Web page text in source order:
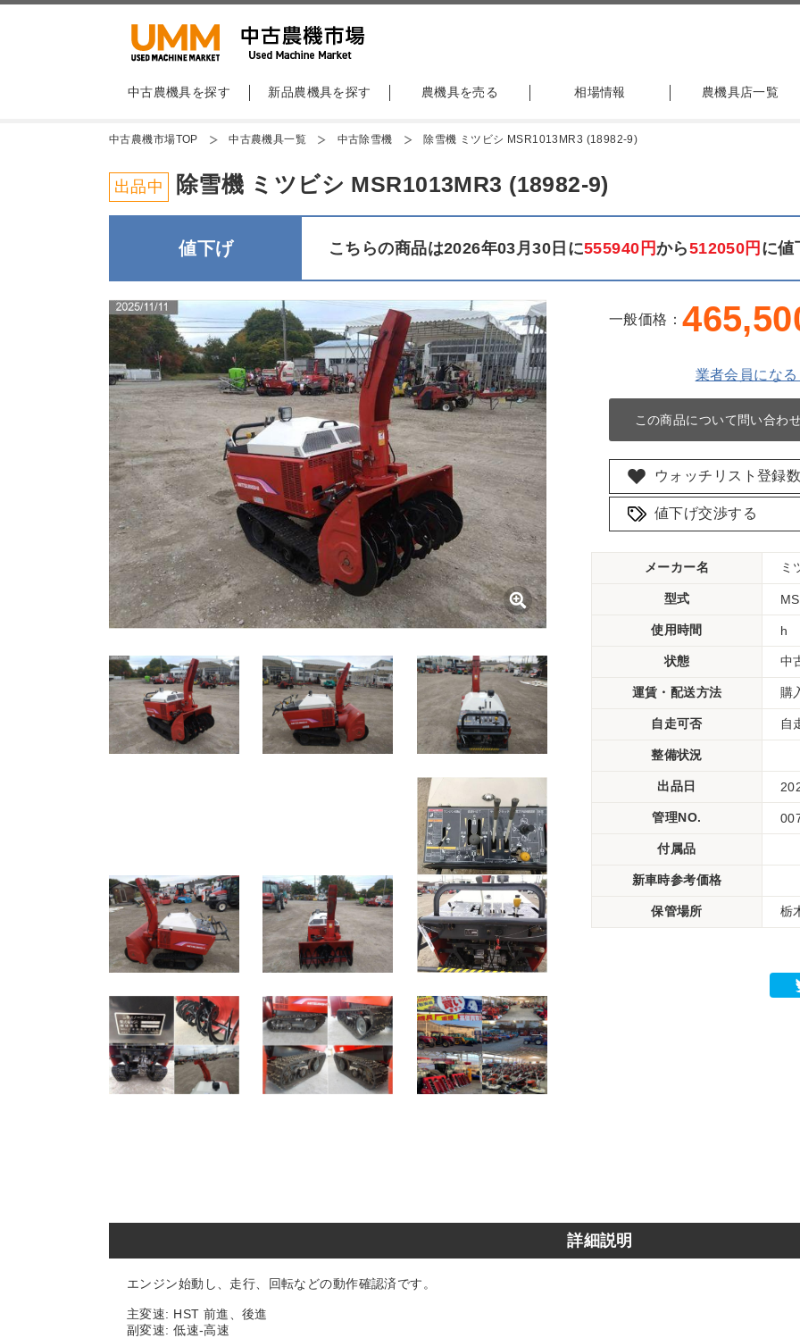
中古農機具を探す 新品農機具を探す 農機具を売る 相場情報 農機具店一覧
中古農機市場TOP 中古農機具一覧 中古除雪機 除雪機 ミツビシ MSR1013MR3 (18982-9)
出品中 除雪機 ミツビシ MSR1013MR3 (18982-9)
値下げ こちらの商品は2026年03月30日に555940円から512050円 に値
一般価格：
業者会員にな
この商品について問い合わ
ウォッチリスト登録
値下げ交渉する
メーカー名 ミ
型式
使用時間 h
状態 中
運賃・配送方法 購
自走可否 自
整備状況
出品日
管理NO.
付属品
新車時参考価格
保管場所 栃
詳細説明
エンジン始動し、走行、回転などの動作確認済です。
主変速: HST 前進、後進
副変速: 低速-高速